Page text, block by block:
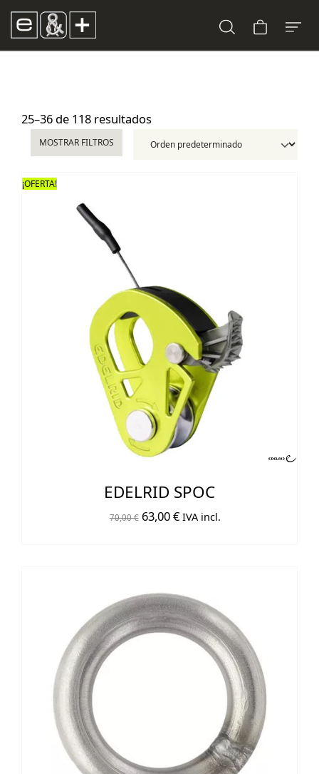
25–36 de 118 resultados
MOSTRAR FILTROS
¡OFERTA!
EDELRID SPOC
70,00€ El
70,00 €.
63,00€El
63,00 €.
IVA incl.